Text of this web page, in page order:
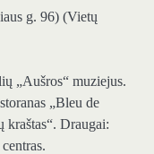
g. 96) (Vietų
„Aušros“ muziejus.
„Bleu de
kraštas“. Draugai: